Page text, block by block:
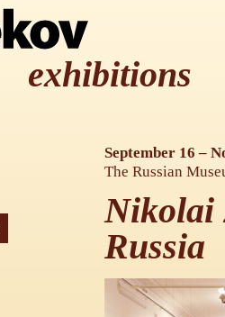
exhibitions
September 16 –
The Russian
Nikolai
Russia